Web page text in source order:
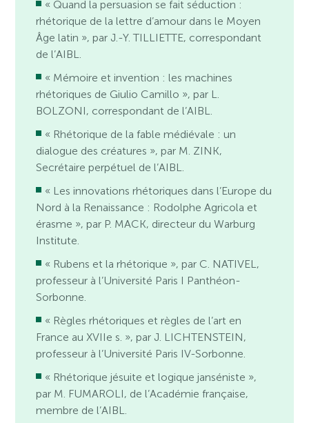
« Quand la persuasion se fait séduction :
rhétorique de la lettre d’amour dans le Moyen
Âge latin », par J.-Y. TILLIETTE, correspondant
de l’AIBL.
« Mémoire et invention : les machines
rhétoriques de Giulio Camillo », par L.
BOLZONI, correspondant de l’AIBL.
« Rhétorique de la fable médiévale : un
dialogue des créatures », par M. ZINK,
Secrétaire perpétuel de l’AIBL.
« Les innovations rhétoriques dans l’Europe du
Nord à la Renaissance : Rodolphe Agricola et
érasme », par P. MACK, directeur du Warburg
Institute.
« Rubens et la rhétorique », par C. NATIVEL,
professeur à l’Université Paris I Panthéon-
Sorbonne.
« Règles rhétoriques et règles de l’art en
France au XVIIe s. », par J. LICHTENSTEIN,
professeur à l’Université Paris IV-Sorbonne.
« Rhétorique jésuite et logique janséniste »,
par M. FUMAROLI, de l’Académie française,
membre de l’AIBL.